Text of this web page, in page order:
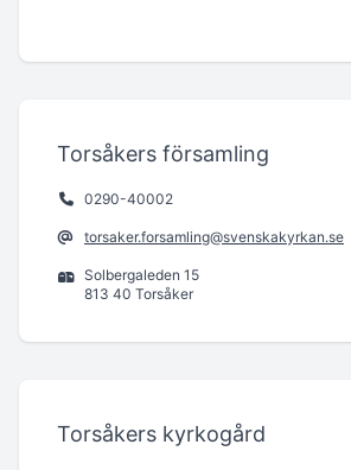
Torsåkers församling
0290-40002
torsaker.forsamling@svenskakyrkan.se
Solbergaleden 15
813 40 Torsåker
Torsåkers kyrkogård